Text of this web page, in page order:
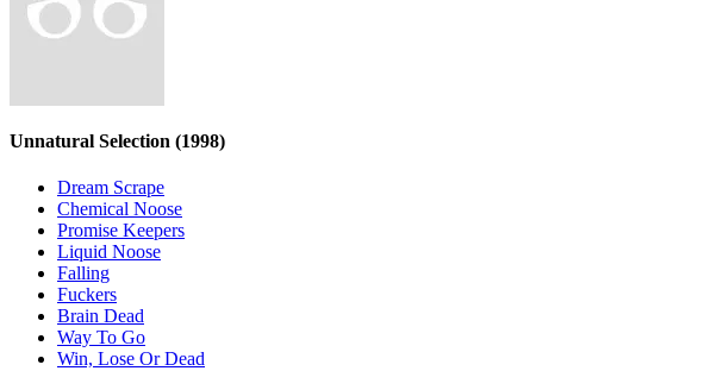
Unnatural Selection (1998)
Dream Scrape
Chemical Noose
Promise Keepers
Liquid Noose
Falling
Fuckers
Brain Dead
Way To Go
Win, Lose Or Dead